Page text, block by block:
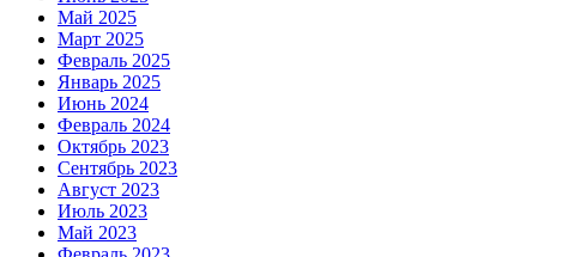
Май 2025
Март 2025
Февраль 2025
Январь 2025
Июнь 2024
Февраль 2024
Октябрь 2023
Сентябрь 2023
Август 2023
Июль 2023
Май 2023